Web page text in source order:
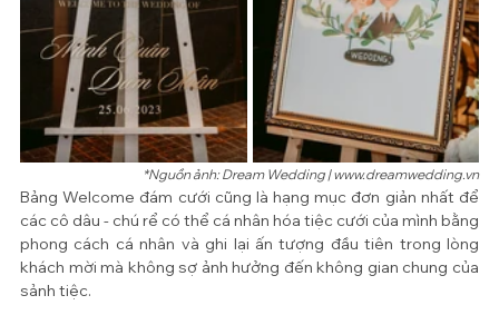
*Nguồn ảnh: Dream Wedding | www.dreamwedding.vn
Bảng Welcome đám cưới cũng là hạng mục đơn giản nhất để
các cô dâu - chú rể có thể cá nhân hóa tiệc cưới của mình bằng
phong cách cá nhân và ghi lại ấn tượng đầu tiên trong lòng
khách mời mà không sợ ảnh hưởng đến không gian chung của
sảnh tiệc.